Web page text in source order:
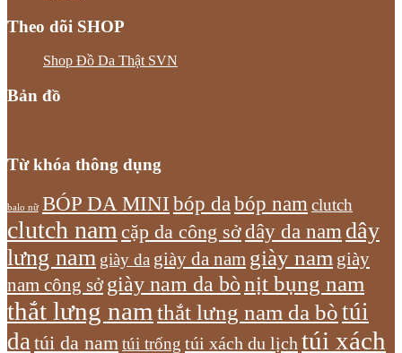
Theo dõi SHOP
Shop Đồ Da Thật SVN
Bản đồ
Từ khóa thông dụng
balo nữ BÓP DA MINI bóp dabóp nam clutch
clutch nam cặp da công sởdây da nam dây
lưng nam giày da giày da nam giày nam giày
nam công sở giày nam da bònịt bụng nam
thắt lưng nam thắt lưng nam da bòtúi
datúi da namtúi trống túi xách du lịch túi xách